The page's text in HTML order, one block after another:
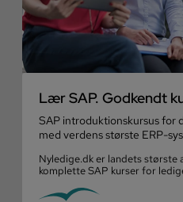
Lær SAP. Godkendt
SAP introduktionskursus for
med verdens største ERP-
Nyledige.dk er landets
komplette SAP kurser for